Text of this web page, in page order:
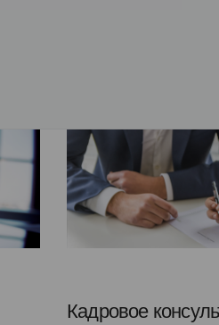
Кадровое